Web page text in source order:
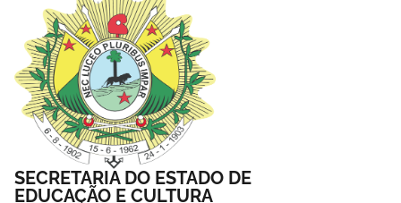
SECRETARIA DO ESTADO DE
EDUCAÇÃO E CULTURA